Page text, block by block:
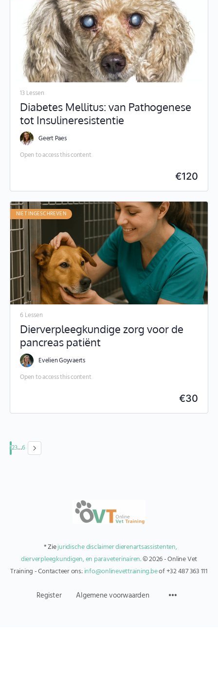
13 Lessen
Diabetes Mellitus: van Pathogenese
tot Insulineresistentie
Geert Paes
Open to access this content
€120
NIET INGESCHREVEN
6 Lessen
Dierverpleegkundige zorg voor de
pancreas patiënt
Evelien Goyvaerts
Open to access this content
€30
123…6
* Ziejuridische disclaimer dierenartsassistenten,
dierverpleegkundigen, en paraveterinairen.© 2026 - Online Vet
Training - Contacteer ons:info@onlinevettraining.beof +32 487 363 111
Register Algemene voorwaarden